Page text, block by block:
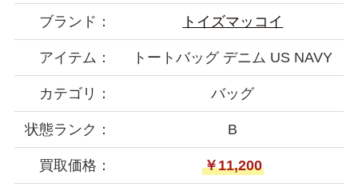
ブランド： トイズマッコイ
アイテム： トートバッグ デニム US NAVY
カテゴリ： バッグ
状態ランク： B
買取価格： ￥11,200